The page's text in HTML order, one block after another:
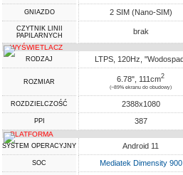
GNIAZDO 2 SIM (Nano-SIM)
CZYTNIK LINII
PAPILARNYCH
brak
WYŚWIETLACZ
RODZAJ LTPS, 120Hz,
ROZMIAR 6.78", 111cm2
(~89% ekranu do obudowy)
ROZDZIELCZOŚĆ 2388x1080
PPI 387
PLATFORMA
SYSTEM OPERACYJNY Android 11
SOC Mediatek Dimensity 900